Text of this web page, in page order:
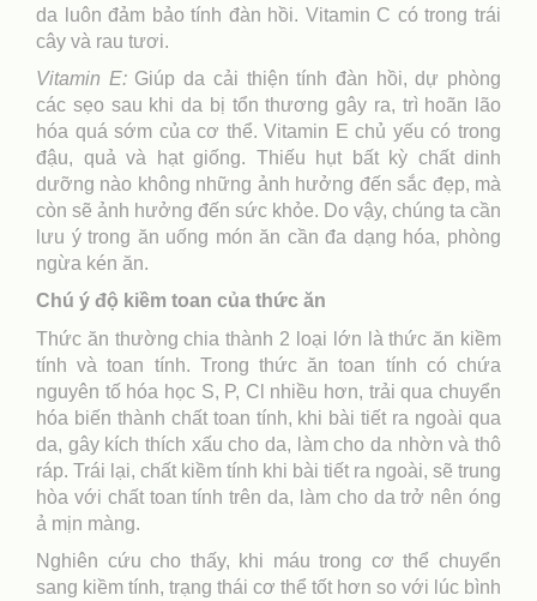
da luôn đảm bảo tính đàn hồi. Vitamin C có trong trái
cây và rau tươi.
Vitamin E:Giúp da cải thiện tính đàn hồi, dự phòng
các sẹo sau khi da bị tổn thương gây ra, trì hoãn lão
hóa quá sớm của cơ thể. Vitamin E chủ yếu có trong
đậu, quả và hạt giống. Thiếu hụt bất kỳ chất dinh
dưỡng nào không những ảnh hưởng đến sắc đẹp, mà
còn sẽ ảnh hưởng đến sức khỏe. Do vậy, chúng ta cần
lưu ý trong ăn uống món ăn cần đa dạng hóa, phòng
ngừa kén ăn.
Chú ý độ kiềm toan của thức ăn
Thức ăn thường chia thành 2 loại lớn là thức ăn kiềm
tính và toan tính. Trong thức ăn toan tính có chứa
nguyên tố hóa học S, P, Cl nhiều hơn, trải qua chuyển
hóa biến thành chất toan tính, khi bài tiết ra ngoài qua
da, gây kích thích xấu cho da, làm cho da nhờn và thô
ráp. Trái lại, chất kiềm tính khi bài tiết ra ngoài, sẽ trung
hòa với chất toan tính trên da, làm cho da trở nên óng
ả mịn màng.
Nghiên cứu cho thấy, khi máu trong cơ thể chuyển
sang kiềm tính, trạng thái cơ thể tốt hơn so với lúc bình